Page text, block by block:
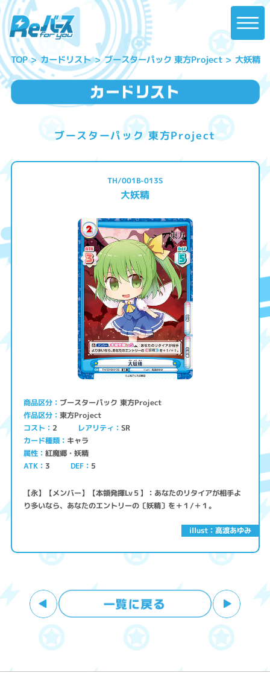
TOP カードリスト ブースターパック 東方Project 大妖精
ブースターパック 東方Project
illust：高渡あゆみ
TH/001B-013S
大妖精
商品区分 ブースターパック 東方Project
作品区分 東方Project
コスト 2 レアリティ SR
カード種類 キャラ
属性 紅魔郷・妖精
ATK 3 DEF 5
【永】【メンバー】【本領発揮Lv５】：あなたのリタイアが相手よ
り多いなら、あなたのエントリーの〔妖精〕を＋１/＋１。